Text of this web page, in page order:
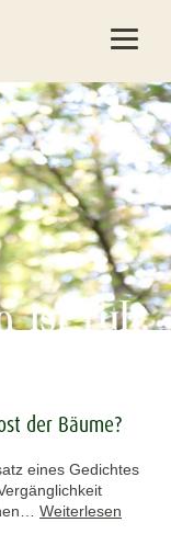
der Bäume?
eines Gedichtes
Weiterlesen